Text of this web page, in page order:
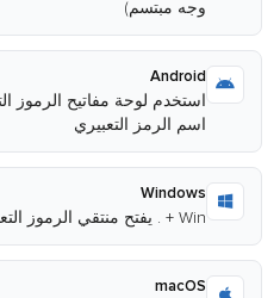
وجه مبتسم)
Android
اسم الرمز التعبيري
Windows
Win + . يفتح منتقي الرموز التعبيرية
macOS